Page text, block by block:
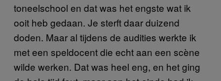
toneelschool en dat was het engste wat ik
ooit heb gedaan. Je sterft daar duizend
doden. Maar al tijdens de audities werkte ik
met een speldocent die echt aan een scène
wilde werken. Dat was heel eng, en het ging